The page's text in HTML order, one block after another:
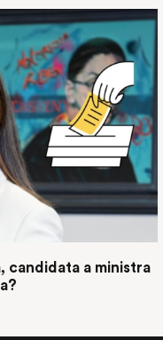
candidata a ministra